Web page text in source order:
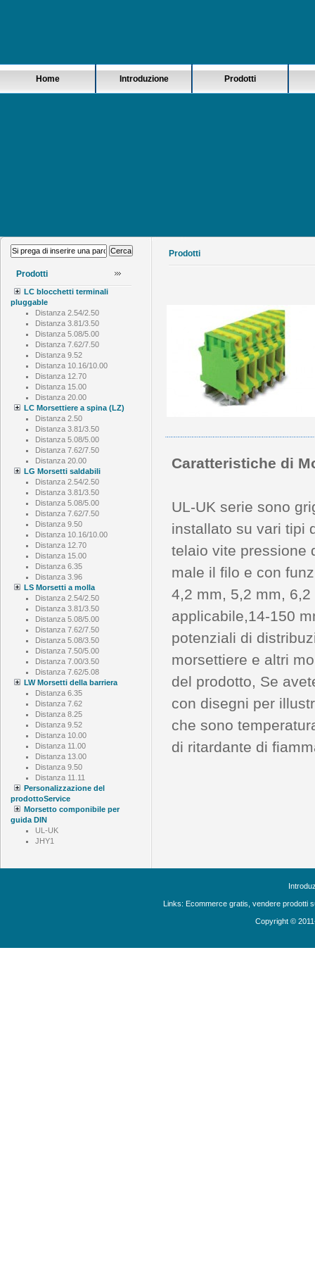
Home Introduzione Prodotti
Prodotti
LC blocchetti terminali
pluggable
Distanza 2.54/2.50
Distanza 3.81/3.50
Distanza 5.08/5.00
Distanza 7.62/7.50
Distanza 9.52
Distanza 10.16/10.00
Distanza 12.70
Distanza 15.00
Distanza 20.00
LC Morsettiere a spina (LZ)
Distanza 2.50
Distanza 3.81/3.50
Distanza 5.08/5.00
Distanza 7.62/7.50
Distanza 20.00
LG Morsetti saldabili
Distanza 2.54/2.50
Distanza 3.81/3.50
Distanza 5.08/5.00
Distanza 7.62/7.50
Distanza 9.50
Distanza 10.16/10.00
Distanza 12.70
Distanza 15.00
Distanza 6.35
Distanza 3.96
LS Morsetti a molla
Distanza 2.54/2.50
Distanza 3.81/3.50
Distanza 5.08/5.00
Distanza 7.62/7.50
Distanza 5.08/3.50
Distanza 7.50/5.00
Distanza 7.00/3.50
Distanza 7.62/5.08
LW Morsetti della barriera
Distanza 6.35
Distanza 7.62
Distanza 8.25
Distanza 9.52
Distanza 10.00
Distanza 11.00
Distanza 13.00
Distanza 9.50
Distanza 11.11
Personalizzazione del
prodottoService
Morsetto componibile per
guida DIN
UL-UK
JHY1
Prodotti
Caratteristiche di
UL-UK serie sono
installato su vari tipi
telaio vite pressione
male il filo e con
4,2 mm, 5,2 mm,
applicabile,14-150
potenziali di
morsettiere e altri
del prodotto, Se
con disegni per
che sono
di ritardante di
Links: Ecommerce gratis, vendere prodotti
Copyright ©